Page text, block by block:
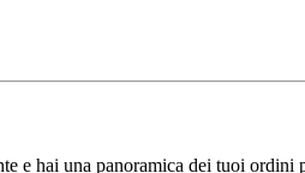
e hai una panoramica dei tuoi ordini